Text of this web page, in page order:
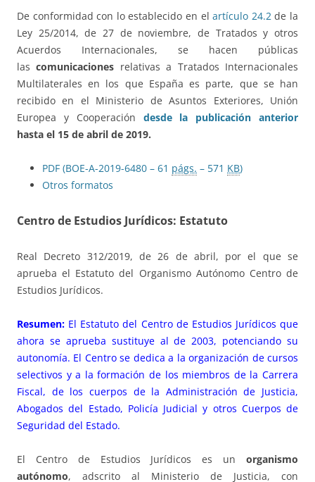
De conformidad con lo establecido en elartículo 24.2de la
Ley 25/2014, de 27 de noviembre, de Tratados y otros
Acuerdos Internacionales, se hacen públicas
lascomunicaciones relativas a Tratados Internacionales
Multilaterales en los que España es parte, que se han
recibido en el Ministerio de Asuntos Exteriores, Unión
Europea y Cooperación desde la publicación anterior
hasta el 15 de abril de 2019.
PDF (BOE-A-2019-6480 – 61 págs. – 571 KB)
Otros formatos
Centro de Estudios Jurídicos: Estatuto
Real Decreto 312/2019, de 26 de abril, por el que se
aprueba el Estatuto del Organismo Autónomo Centro de
Estudios Jurídicos.
Resumen: El Estatuto del Centro de Estudios Jurídicos que
ahora se aprueba sustituye al de 2003, potenciando su
autonomía. El Centro se dedica a la organización de cursos
selectivos y a la formación de los miembros de la Carrera
Fiscal, de los cuerpos de la Administración de Justicia,
Abogados del Estado, Policía Judicial y otros Cuerpos de
Seguridad del Estado.
El Centro de Estudios Jurídicos es un organismo
autónomo, adscrito al Ministerio de Justicia, con